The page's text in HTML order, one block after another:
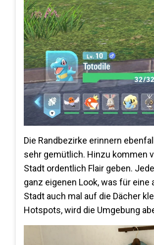
Die Randbezirke erinnern
sehr gemütlich. Hinzu kommen
Stadt ordentlich Flair geben.
ganz eigenen Look, was für
Stadt auch mal auf die Dächer
Hotspots, wird die Umgebung